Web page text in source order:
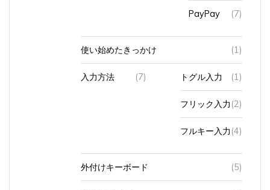
PayPay (7)
使い始めたきっかけ (1)
入力方法 (7) トグル入力 (1)
フリック入力 (2)
フルキー入力 (4)
外付けキーボード (5)